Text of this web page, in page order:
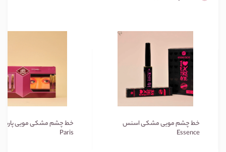
خط چشم مویی مشکی اسنس
Essence
خط چشم مشکی مویی
Paris